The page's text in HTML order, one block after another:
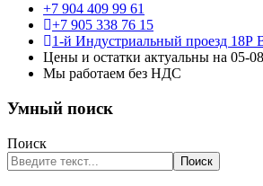
+7 904 409 99 61
+7 905 338 76 15
1-й Индустриальный проезд 18Р
Цены и остатки актуальны на 05-
Мы работаем без НДС
Умный поиск
Поиск
Поиск